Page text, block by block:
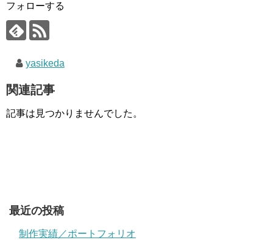
フォローする
yasikeda
関連記事
記事は見つかりませんでした。
最近の投稿
制作実績／ポートフォリオ